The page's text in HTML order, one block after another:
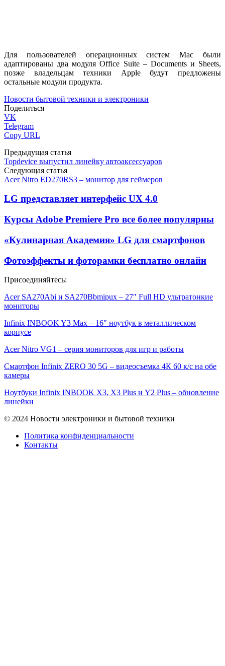
Для пользователей операционных систем Mac были
адаптированы два модуля Office Suite – Documents и Sheets,
позже владельцам техники Apple будут предложены
остальные модули продукта.
Новости бытовой техники и электроники
Поделиться
VK
Telegram
Copy URL
Предыдущая статья
Topdevice выпустил линейку автоаксессуаров
Следующая статья
Acer Nitro ED270RS3 – монитор для геймеров
LG представляет интерфейс UX 4.0
Курсы Adobe Premiere Pro все более популярны
«Кулинарная Академия» LG для смартфонов
Фотоэффекты и фоторамки бесплатно онлайн
Присоединяйтесь:
Acer SA270Abi и SA270Bbmipux – 27″ Full HD ультратонкие
мониторы
Infinix INBOOK Y3 Max – 16″ ноутбук в металлическом
корпусе
Acer Nitro VG1 – серия мониторов для игр и работы
Смартфон Infinix ZERO 30 5G – видеосъемка 4К 60 к/с на обе
камеры
Ноутбуки Infinix INBOOK X3, X3 Plus и Y2 Plus – обновление
линейки
© 2024 Новости электроники и бытовой техники
Политика конфиденциальности
Контакты